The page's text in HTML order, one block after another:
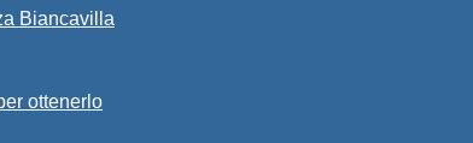
Biancavilla
ottenerlo